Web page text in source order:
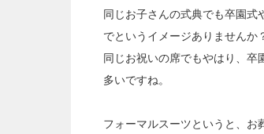
同じお子さんの式典でも卒園式
でというイメージありませんか
同じお祝いの席でもやはり、卒
多いですね。
フォーマルスーツというと、お